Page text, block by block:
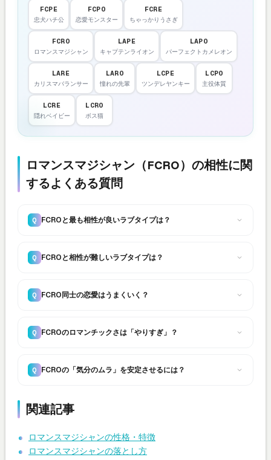
FCPE
忠犬ハチ公
FCPO
恋愛モンスター
FCRE
ちゃっかりうさぎ
FCRO
ロマンスマジシャン
LAPE
キャプテンライオン
LAPO
パーフェクトカメレオン
LARE
カリスマバランサー
LARO
憧れの先輩
LCPE
ツンデレヤンキー
LCPO
主役体質
LCRE
隠れベイビー
LCRO
ボス猫
ロマンスマジシャン（FCRO）の相性に関
するよくある質問
Q FCROと最も相性が良いラブタイプは？
Q FCROと相性が難しいラブタイプは？
Q FCRO同士の恋愛はうまくいく？
Q FCROのロマンチックさは「やりすぎ」？
Q FCROの「気分のムラ」を安定させるには？
関連記事
ロマンスマジシャンの性格・特徴
ロマンスマジシャンの落とし方